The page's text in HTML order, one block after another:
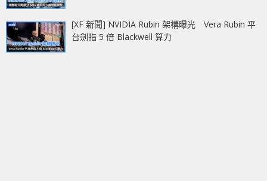
[XF 新聞] NVIDIA Rubin 架構曝光 Vera Rubin 平
台劍指 5 倍 Blackwell 算力